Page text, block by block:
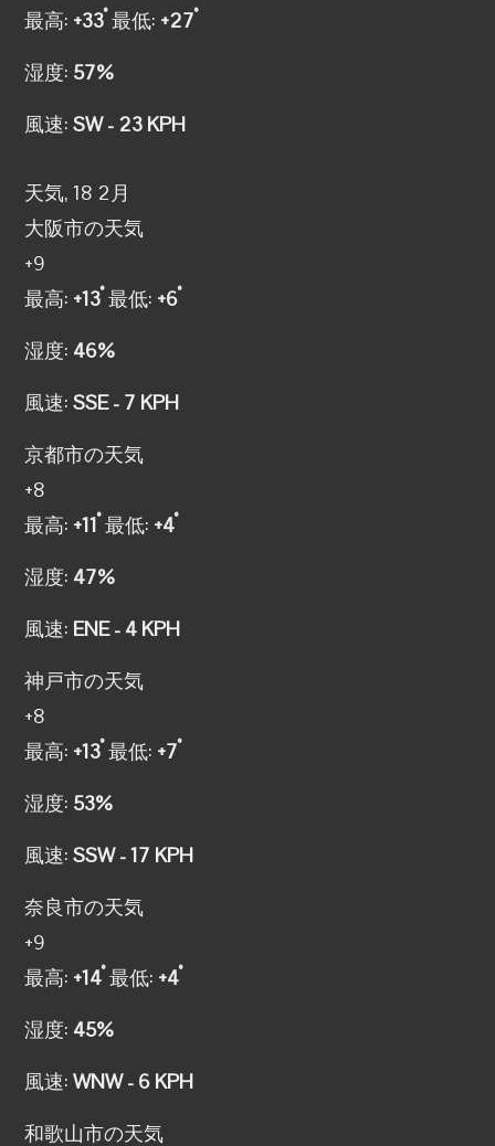
最高: +33° 最低: +27°
湿度: 57%
風速:SW - 23 KPH
天気, 18 2月
大阪市の天気
+9
最高: +13° 最低: +6°
湿度: 46%
風速:SSE - 7 KPH
京都市の天気
+8
最高: +11° 最低: +4°
湿度: 47%
風速: ENE - 4 KPH
神戸市の天気
+8
最高: +13° 最低: +7°
湿度: 53%
風速:SSW - 17 KPH
奈良市の天気
+9
最高: +14° 最低: +4°
湿度: 45%
風速:WNW - 6 KPH
和歌山市の天気